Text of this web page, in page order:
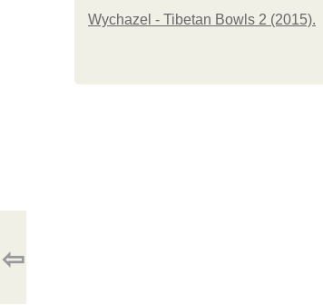
Wychazel - Tibetan Bowls 2 (2015).
⇦